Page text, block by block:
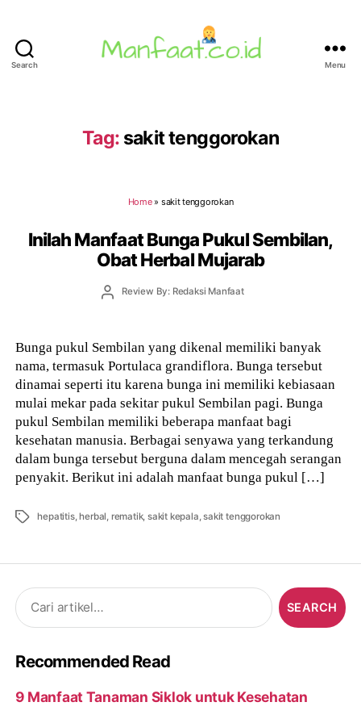
Search Menu
Tag: sakit tenggorokan
Home» sakit tenggorokan
Inilah Manfaat Bunga Pukul Sembilan,
Obat Herbal Mujarab
PostReview By: Redaksi Manfaat
Bunga pukul Sembilan yang dikenal memiliki banyak
nama, termasuk Portulaca grandiflora. Bunga tersebut
dinamai seperti itu karena bunga ini memiliki kebiasaan
mulai mekar pada sekitar pukul Sembilan pagi. Bunga
pukul Sembilan memiliki beberapa manfaat bagi
kesehatan manusia. Berbagai senyawa yang terkandung
dalam bunga tersebut berguna dalam mencegah serangan
penyakit. Berikut ini adalah manfaat bunga pukul […]
Tags hepatitis, herbal, rematik, sakit kepala,sakit tenggorokan
Search
for:
Recommended Read
9 Manfaat Tanaman Siklok untuk Kesehatan